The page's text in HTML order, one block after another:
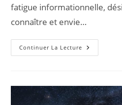
fatigue informationnelle,
connaître et envie…
Continuer La Lecture